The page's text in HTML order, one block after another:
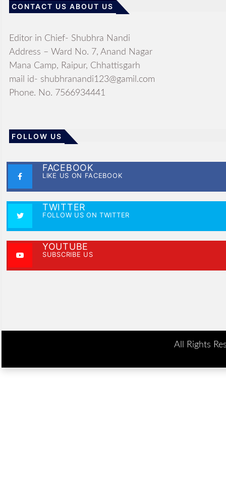
CONTACT US ABOUT US
Editor in Chief- Shubhra Nandi
Address – Ward No. 7, Anand Nagar
Mana Camp, Raipur, Chhattisgarh
mail id- shubhranandi123@gamil.com
Phone. No. 7566934441
FOLLOW US
FACEBOOK
LIKE US ON FACEBOOK
TWITTER
FOLLOW US ON TWITTER
YOUTUBE
SUBSCRIBE US
All Rights